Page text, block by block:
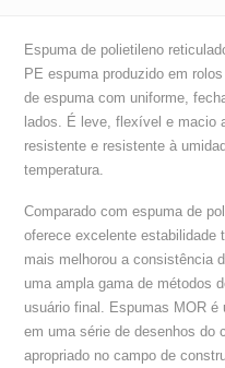
Espuma de polietileno
PE espuma produzido em
de espuma com uniforme,
lados. É leve, flexível e macio
resistente e resistente à
temperatura.
Comparado com espuma de
oferece excelente estabilidade
mais melhorou a consistência
uma ampla gama de métodos
usuário final. Espumas MOR
em uma série de desenhos do
apropriado no campo de